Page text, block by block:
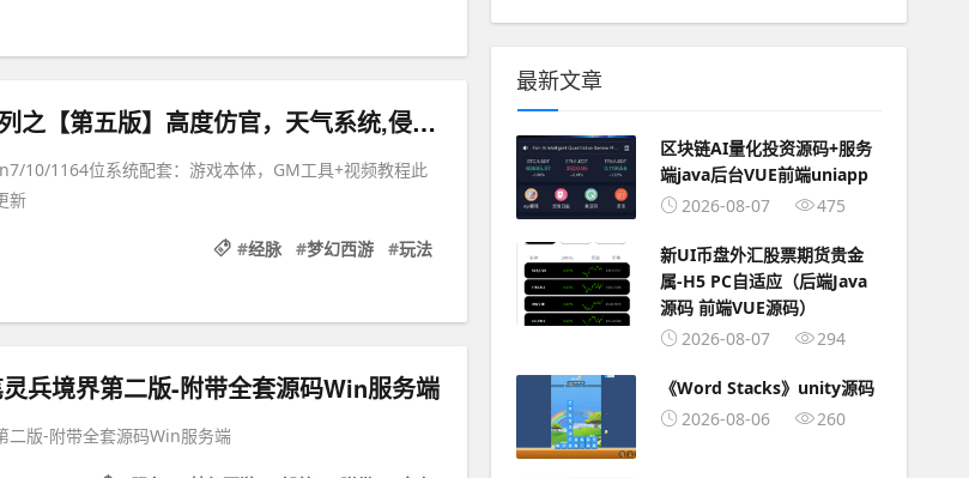
梦幻西游三经脉单机系列之【第五版】高度仿官，天气系统,侵蚀,仿官玩法经典耐玩
10/1164位系统配套：游戏本体，GM工具+视频教程此
新
#经脉 #梦幻西游 #玩法
兵境界第二版-附带全套源码Win服务端
二版-附带全套源码Win服务端
最新文章
区块链AI量化投资源码+服务
端java后台VUE前端uniapp
2026-08-07
475
新UI币盘外汇股票期货贵金
属-H5 PC自适应（后端Java
源码 前端VUE源码）
2026-08-07
294
《Word Stacks》unity源码
2026-08-06
260